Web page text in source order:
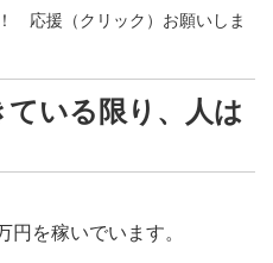
応援（クリック）お願いしま
いる限り、人は
を稼いでいます。